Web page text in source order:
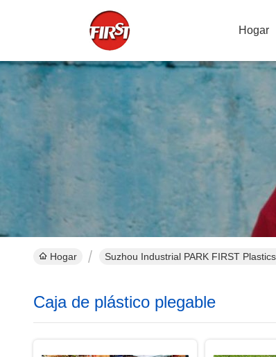
Hogar
Hogar Suzhou Industrial PARK FIRST
Caja de plástico plegable